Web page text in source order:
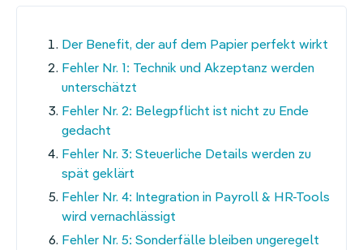
überspringen
Der Benefit, der auf dem Papier perfekt wirkt
Fehler Nr. 1: Technik und Akzeptanz werden
unterschätzt
Fehler Nr. 2: Belegpflicht ist nicht zu Ende
gedacht
Fehler Nr. 3: Steuerliche Details werden zu
spät geklärt
Fehler Nr. 4: Integration in Payroll & HR-Tools
wird vernachlässigt
Fehler Nr. 5: Sonderfälle bleiben ungeregelt